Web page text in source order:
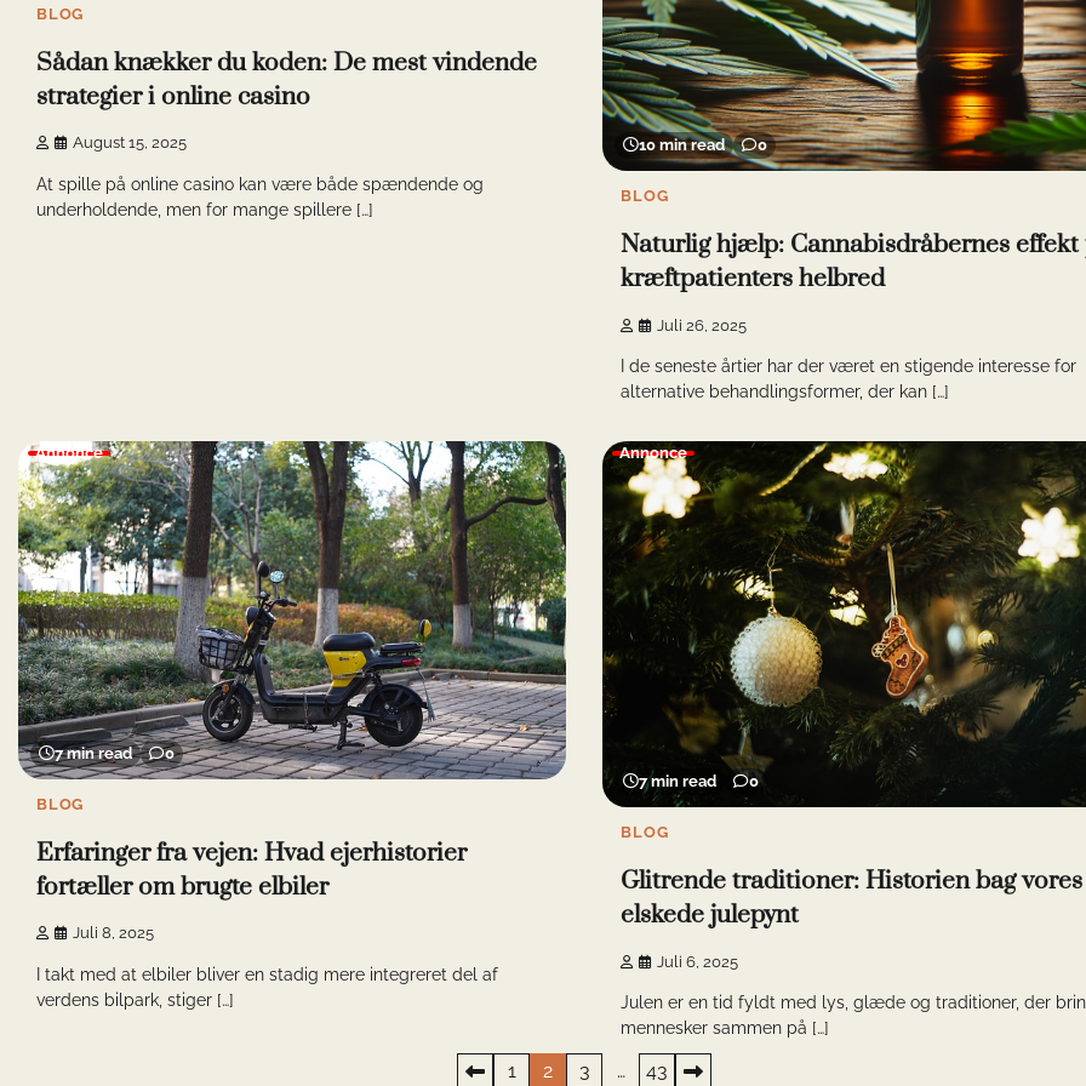
BLOG
Sådan knækker du koden: De mest vindende
strategier i online casino
August 15, 2025
At spille på online casino kan være både spændende og
underholdende, men for mange spillere […]
10 min read 0
BLOG
Naturlig hjælp: Cannabisdråbernes effekt
kræftpatienters helbred
Juli 26, 2025
I de seneste årtier har der været en stigende interesse for
alternative behandlingsformer, der kan […]
Annonce
7 min read 0
BLOG
Erfaringer fra vejen: Hvad ejerhistorier
fortæller om brugte elbiler
Juli 8, 2025
I takt med at elbiler bliver en stadig mere integreret del af
verdens bilpark, stiger […]
Annonce
7 min read 0
BLOG
Glitrende traditioner: Historien bag vores
elskede julepynt
Juli 6, 2025
Julen er en tid fyldt med lys, glæde og traditioner, der
mennesker sammen på […]
1 2 3 … 43